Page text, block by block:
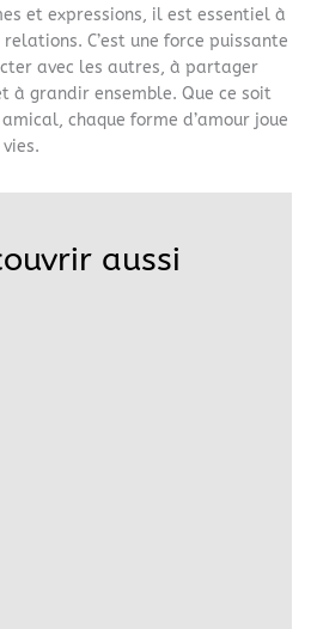
et expressions, il est essentiel à
C’est une force puissante
avec les autres, à partager
à grandir ensemble. Que ce soit
chaque forme d’amour joue
aussi